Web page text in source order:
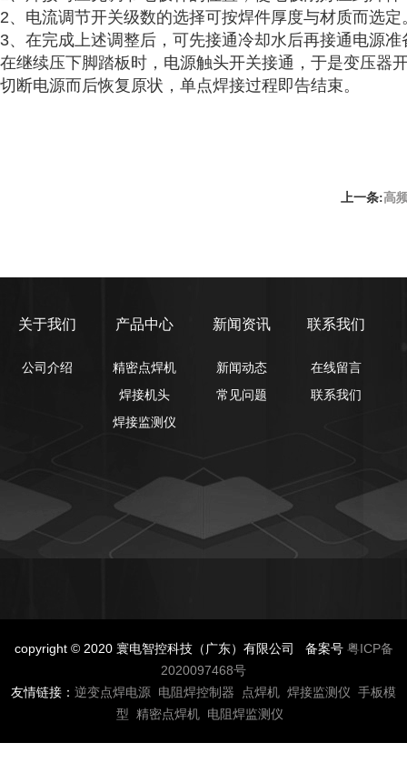
2、电流调节开关级数的选择可按焊件厚度与材质而选
3、在完成上述调整后，可先接通冷却水后再接通电源
在继续压下脚踏板时，电源触头开关接通，于是变压器
切断电源而后恢复原状，单点焊接过程即告结束。
上一条:高
关于我们
公司介绍
产品中心
精密点焊机
焊接机头
焊接监测仪
新闻资讯
新闻动态
常见问题
联系我们
在线留言
联系我们
copyright © 2020 寰电智控科技（广东）有限公司 备案号 粤ICP备
2020097468号
友情链接： 逆变点焊电源 电阻焊控制器 点焊机 焊接监测仪 手板模
型 精密点焊机 电阻焊监测仪